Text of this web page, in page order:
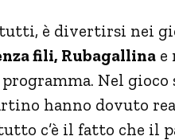
tutti, è divertirsi nei
fili, Rubagallina e
Nel
hanno dovuto
c’è il fatto che il